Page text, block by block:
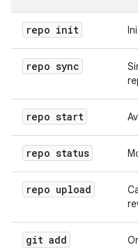
repo init
repo sync
repo start
repo status
repo upload
git add